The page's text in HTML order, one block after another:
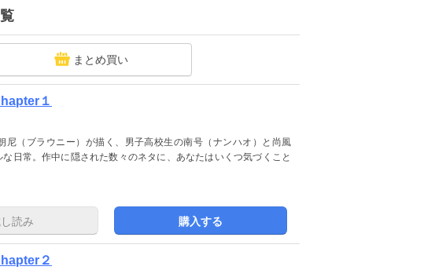
まとめ買い
１
尼（ブラウニー）が描く、男子高校生の南号（ナンハオ）と尚風
な日常。作中に隠された数々のネタに、あなたはいくつ気づくこと
読み 購入する
２